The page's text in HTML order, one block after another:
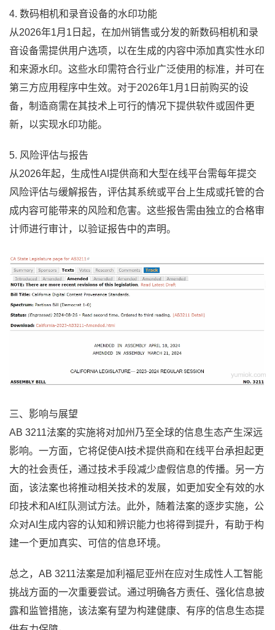
4. 数码相机和录音设备的水印功能
从2026年1月1日起，在加州销售或分发的新数码相机和录
音设备需提供用户选项，以在生成的内容中添加真实性水印
和来源水印。这些水印需符合行业广泛使用的标准，并可在
第三方应用程序中生效。对于2026年1月1日前购买的设
备，制造商需在其技术上可行的情况下提供软件或固件更
新，以实现水印功能。
5. 风险评估与报告
从2026年起，生成性AI提供商和大型在线平台需每年提交
风险评估与缓解报告，评估其系统或平台上生成或托管的合
成内容可能带来的风险和危害。这些报告需由独立的合格审
计师进行审计，以验证报告中的声明。
三、影响与展望
AB 3211法案的实施将对加州乃至全球的信息生态产生深远
影响。一方面，它将促使AI技术提供商和在线平台承担起更
大的社会责任，通过技术手段减少虚假信息的传播。另一方
面，该法案也将推动相关技术的发展，如更加安全有效的水
印技术和AI红队测试方法。此外，随着法案的逐步实施，公
众对AI生成内容的认知和辨识能力也将得到提升，有助于构
建一个更加真实、可信的信息环境。
总之，AB 3211法案是加利福尼亚州在应对生成性人工智能
挑战方面的一次重要尝试。通过明确各方责任、强化信息披
露和监管措施，该法案有望为构建健康、有序的信息生态提